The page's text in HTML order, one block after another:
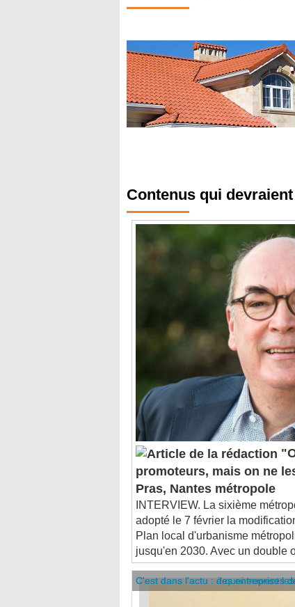
promoteurs, mais on ne
Pras, Nantes métropole
INTERVIEW. La sixième
adopté le 7 février la
Plan local d'urbanisme
jusqu'en 2030. Avec un double
C'est dans l'actu : des entreprises
C'est dans l'actu : à quoi servent